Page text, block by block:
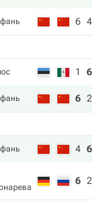
6 4
1 6
6 2
4 6
6 2